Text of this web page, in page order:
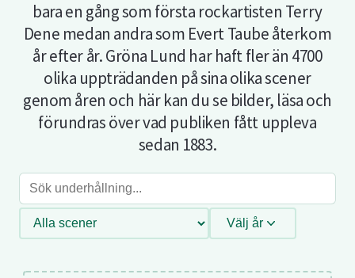
bara en gång som första rockartisten Terry
Dene medan andra som Evert Taube återkom
år efter år. Gröna Lund har haft fler än 4700
olika uppträdanden på sina olika scener
genom åren och här kan du se bilder, läsa och
förundras över vad publiken fått uppleva
sedan 1883.
Sök
underhållning
Filtrera
efter
Välj år